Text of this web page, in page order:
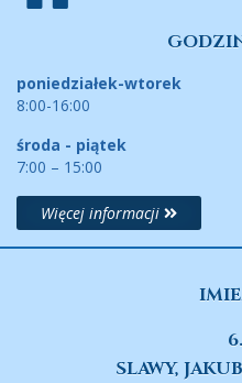
poniedziałek-wtorek
8:00-16:00
środa - piątek
7:00 – 15:00
Więcej informacji
SLAWY,